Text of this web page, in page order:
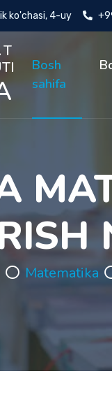
ko'chasi, 4-uy
Bosh
sahifa
Matematika